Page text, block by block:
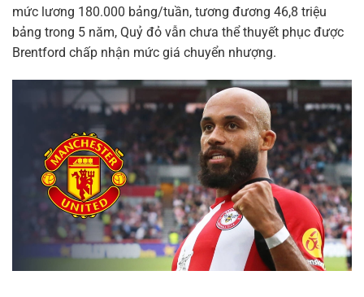
mức lương 180.000 bảng/tuần, tương đương 46,8 triệu
bảng trong 5 năm, Quỷ đỏ vẫn chưa thể thuyết phục được
Brentford chấp nhận mức giá chuyển nhượng.